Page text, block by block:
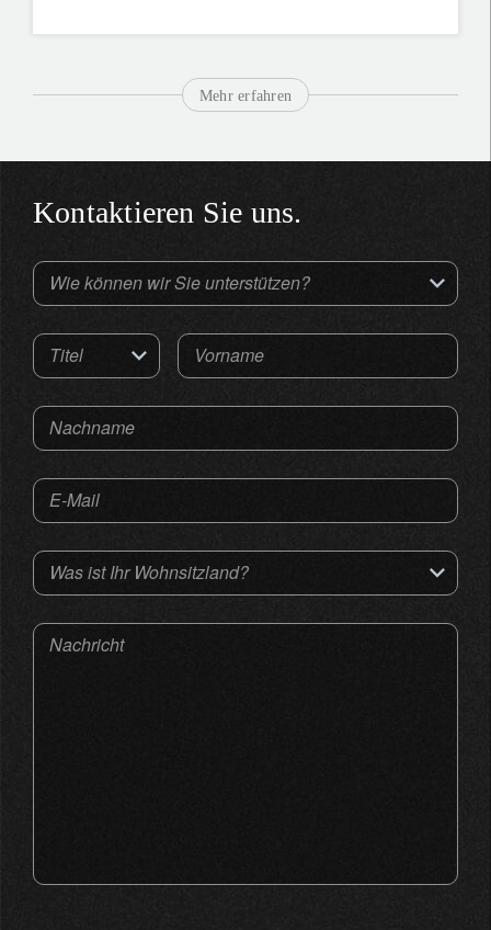
Mehr erfahren
Kontaktieren Sie uns.
Wie können wir Sie unterstützen?
Titel Vorname
Nachname
E-Mail
Was ist Ihr Wohnsitzland?
Nachricht